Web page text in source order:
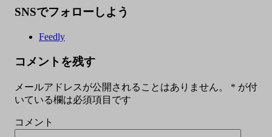
SNSでフォローしよう
Feedly
コメントを残す
メールアドレスが公開されることはありません。 * が付
いている欄は必須項目です
コメント